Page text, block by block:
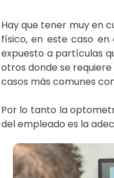
Hay que tener muy en
físico, en este caso en
expuesto a partículas
otros donde se
casos más comunes
Por lo tanto la
del empleado es la